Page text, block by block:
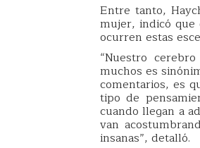
Entre tanto,
mujer, indicó que
ocurren estas
“Nuestro
muchos es
comentarios, es
tipo de
cuando llegan a
van
insanas”, detalló.